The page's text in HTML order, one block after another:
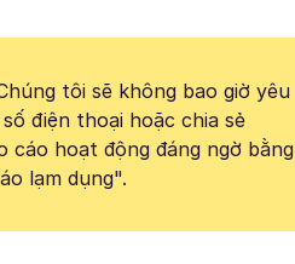
tôi sẽ không bao giờ yêu
điện thoại hoặc chia sẻ
cáo hoạt động đáng ngờ bằng
lạm dụng".